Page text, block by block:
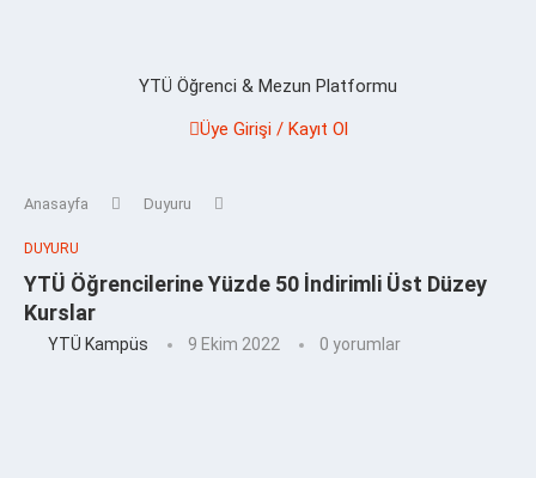
YTÜ Öğrenci & Mezun Platformu
Üye Girişi / Kayıt Ol
Anasayfa Duyuru
DUYURU
YTÜ Öğrencilerine Yüzde 50 İndirimli Üst Düzey
Kurslar
YTÜ Kampüs 9 Ekim 2022 0 yorumlar